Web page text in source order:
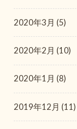
2020年3月 (5)
2020年2月 (10)
2020年1月 (8)
2019年12月 (11)